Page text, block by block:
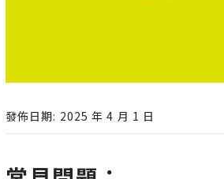
發佈日期: 2025 年 4 月 1 日